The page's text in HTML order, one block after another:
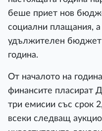
беше приет нов
социални плащания, а
удължителен бюджет
година.
От началото на
финансите пласират
три емисии със срок
всеки следващ